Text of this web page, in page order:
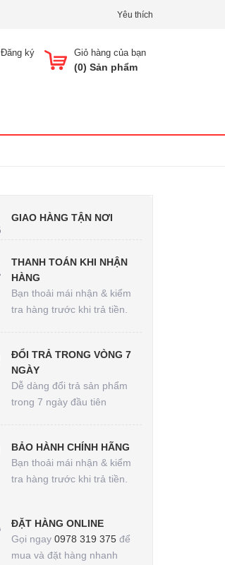
Yêu thích
Giỏ hàng của bạn
(0) Sản phẩm
Đăng ký
GIAO HÀNG TẬN NƠI
THANH TOÁN KHI NHẬN
HÀNG
Bạn thoải mái nhận & kiểm
tra hàng trước khi trả tiền.
ĐỔI TRẢ TRONG VÒNG 7
NGÀY
Dễ dàng đổi trả sản phẩm
trong 7 ngày đầu tiên
BẢO HÀNH CHÍNH HÃNG
Bạn thoải mái nhận & kiểm
tra hàng trước khi trả tiền.
ĐẶT HÀNG ONLINE
Gọi ngay 0978 319 375để
mua và đặt hàng nhanh